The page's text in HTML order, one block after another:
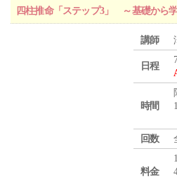
四柱推命「ステップ3」 ～基礎から
講師
日程
時間
回数
料金